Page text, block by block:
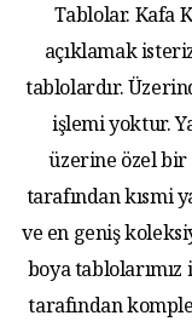
Tablolar. Kafa
açıklamak
tablolardır.
işlemi yoktur.
üzerine özel bir
tarafından kısmi
ve en geniş
boya tablolarımız
tarafından